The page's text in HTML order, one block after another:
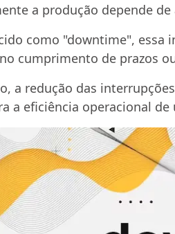
a produção depende
como "downtime", essa
cumprimento de prazos
a redução das
a eficiência operacional